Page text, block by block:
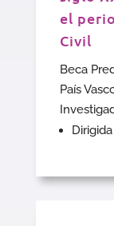
el
Civil
Beca
País